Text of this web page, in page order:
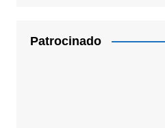
Patrocinado